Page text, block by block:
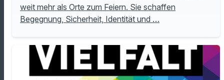
weit mehr als Orte zum Feiern. Sie schaffen
Begegnung, Sicherheit, Identität und …